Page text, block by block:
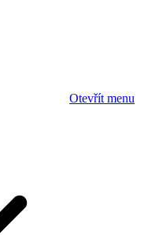
Otevřít menu